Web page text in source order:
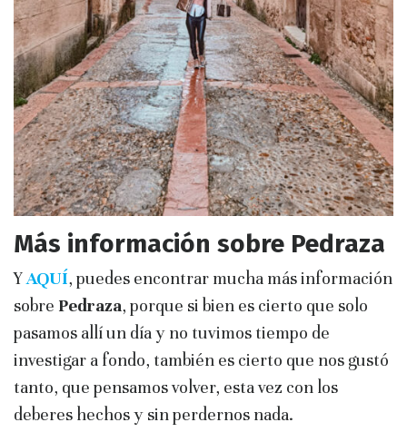
Más información sobre Pedraza
YAQUÍ, puedes encontrar mucha más información
sobre Pedraza, porque si bien es cierto que solo
pasamos allí un día y no tuvimos tiempo de
investigar a fondo, también es cierto que nos gustó
tanto, que pensamos volver, esta vez con los
deberes hechos y sin perdernos nada.